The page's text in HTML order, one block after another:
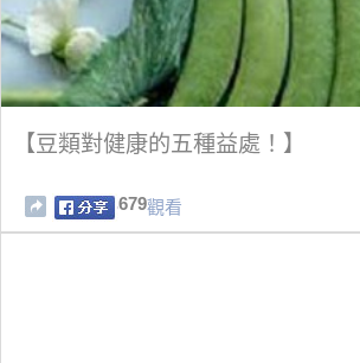
【豆類對健康的五種益處！】
679觀看